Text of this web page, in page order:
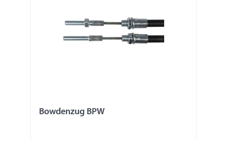
Bowdenzug BPW